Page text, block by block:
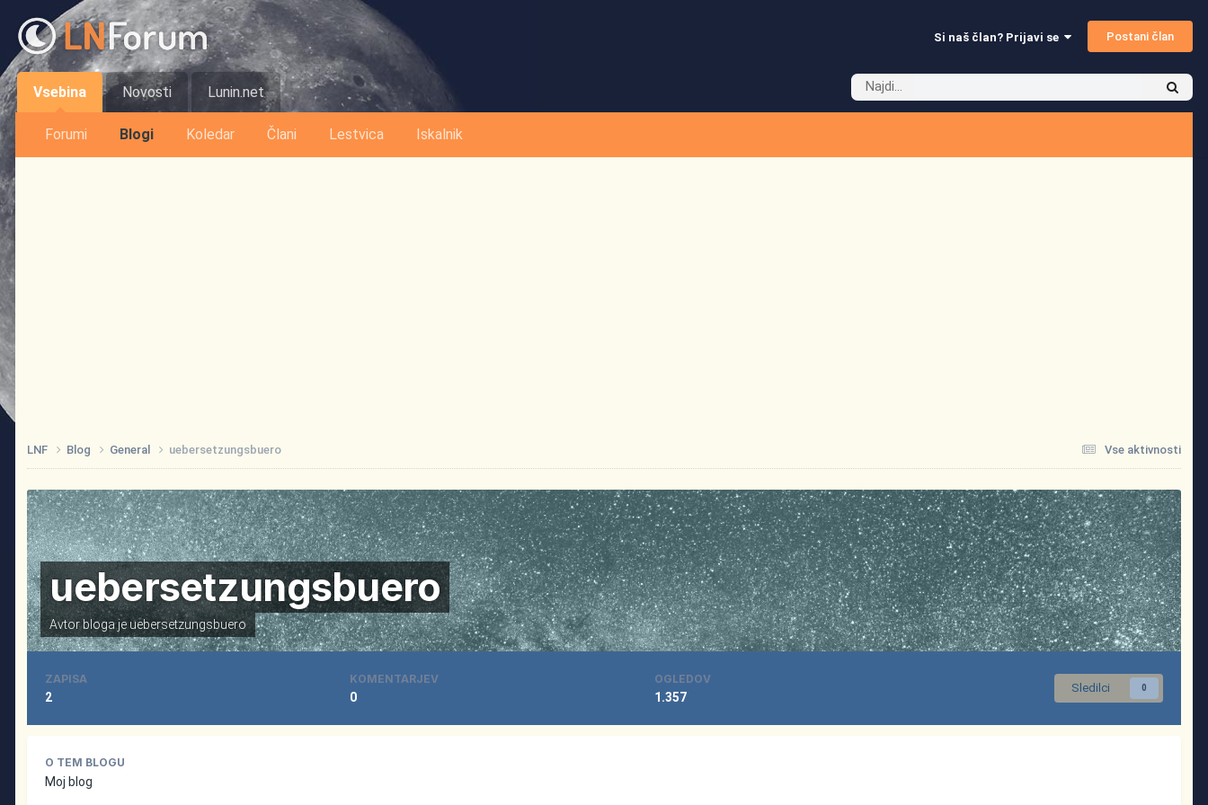
Si naš član? Prijavi se Postani član
Vsebina
Forumi Blogi Koledar Člani Lestvica Iskalnik
Novosti Lunin.net
Vse aktivnosti
LNF Blog General uebersetzungsbuero
uebersetzungsbuero
Avtor bloga jeuebersetzungsbuero
Sledilci 0
ZAPISA
2
KOMENTARJEV
0
OGLEDOV
1.357
O TEM BLOGU
Moj blog